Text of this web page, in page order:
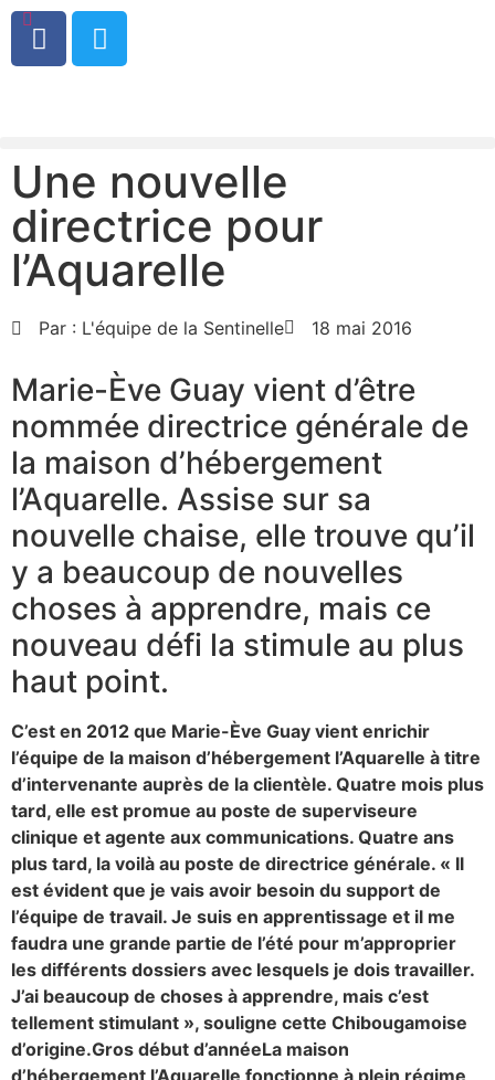
0
Une nouvelle
directrice pour
l’Aquarelle
Par : L'équipe de la Sentinelle 18 mai 2016
Marie-Ève Guay vient d’être
nommée directrice générale de
la maison d’hébergement
l’Aquarelle. Assise sur sa
nouvelle chaise, elle trouve qu’il
y a beaucoup de nouvelles
choses à apprendre, mais ce
nouveau défi la stimule au plus
haut point.
C’est en 2012 que Marie-Ève Guay vient enrichir
l’équipe de la maison d’hébergement l’Aquarelle à titre
d’intervenante auprès de la clientèle. Quatre mois plus
tard, elle est promue au poste de superviseure
clinique et agente aux communications. Quatre ans
plus tard, la voilà au poste de directrice générale. « Il
est évident que je vais avoir besoin du support de
l’équipe de travail. Je suis en apprentissage et il me
faudra une grande partie de l’été pour m’approprier
les différents dossiers avec lesquels je dois travailler.
J’ai beaucoup de choses à apprendre, mais c’est
tellement stimulant », souligne cette Chibougamoise
d’origine.Gros début d’annéeLa maison